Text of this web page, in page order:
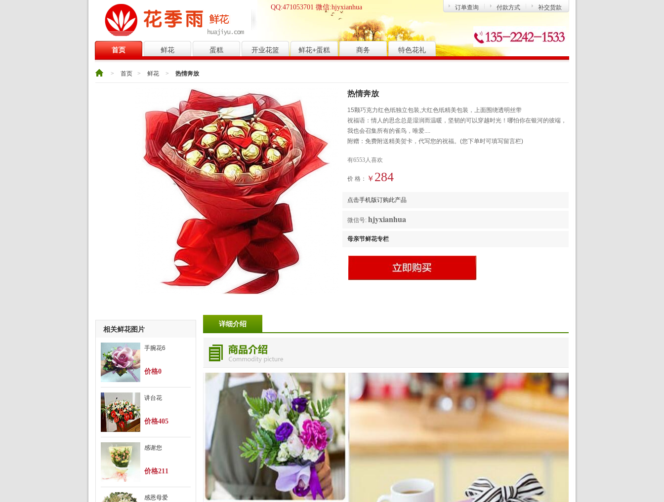
订单查询 付款方式 补交货款
QQ:471053701 微信:hjyxianhua
首页 鲜花 蛋糕 开业花篮 鲜花+蛋糕 商务 特色花礼
> 首页 > 鲜花 > 热情奔放
热情奔放
15颗巧克力红色纸独立包装,大红色纸精美包装，上面围绕透明丝带
祝福语：情人的思念总是湿润而温暖，坚韧的可以穿越时光！哪怕你在银河的彼端，
我也会召集所有的雀鸟，唯爱....
附赠：免费附送精美贺卡，代写您的祝福。(您下单时可填写留言栏)
有6553人喜欢
价 格： ￥ 284
点击手机版订购此产品
微信号: hjyxianhua
母亲节鲜花专栏
相关鲜花图片
手腕花6
价格0
讲台花
价格405
感谢您
价格211
感恩母爱
详细介绍